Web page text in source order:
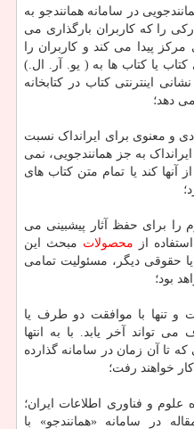
در سامانه همانندجو به
را که کاربران بارگذاری می
پیدا می کند و کاربران را
یا کتاب ها به ( یو. آر. ال.)
اینترنتی کتاب در کتابخانه
دهد؛
و معنوی برای ایرانداک نسبت
به جز همانندجویی، نمی
آنها کند یا تمام متن کتاب های
را برای حفظ آثار پیشبینی می
از محصولات مبحث این
حقوقی دیگر، مسئولیت تمامی
بود؛
و تنها با موافقت دو طرف یا
تواند آخر یابد. با به انتها
تا آن زمان در سامانه گذارده
خواهند رفت؛
علوم و فناوری اطلاعات ایران؛
در سامانه «همانندجو» با